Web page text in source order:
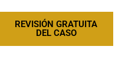
REVISIÓN GRATUITA
DEL CASO